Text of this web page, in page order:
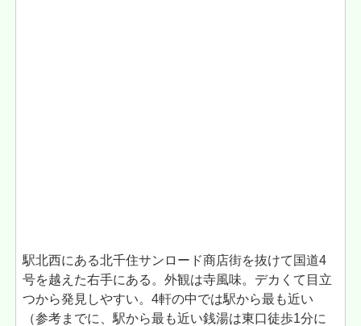
駅北西にある北千住サンロード商店街を抜けて国道4
号を越えた右手にある。外観は寺風味。デカくて目立
つから発見しやすい。4軒の中では駅から最も近い
（参考までに、駅から最も近い銭湯は東口徒歩1分に